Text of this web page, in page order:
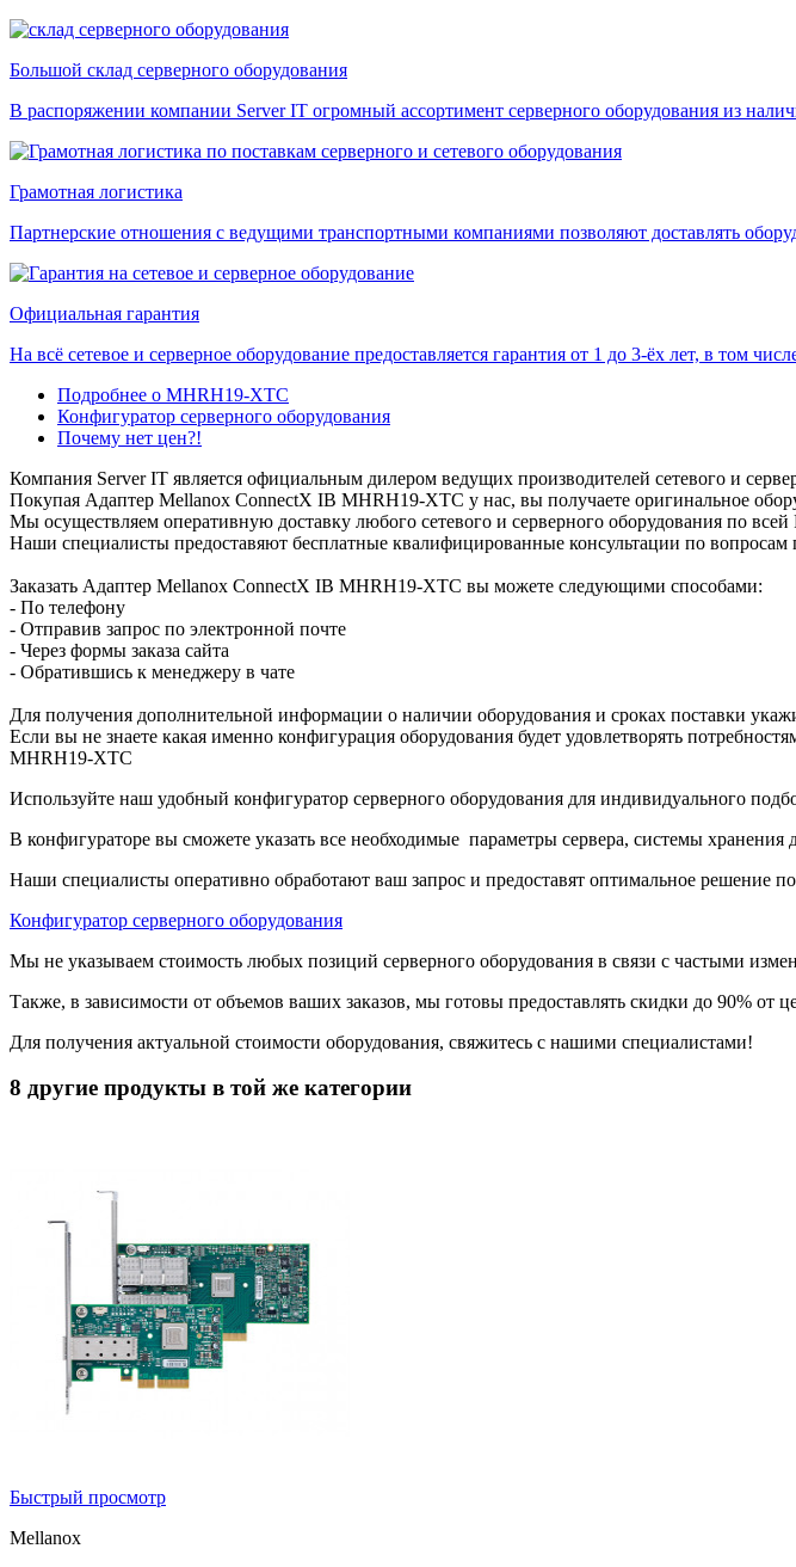
Большой склад серверного оборудования
В распоряжении компании Server IT огромный ассортимент серверного оборудования из
Грамотная логистика
Партнерские отношения с ведущими транспортными компаниями позволяют доставлять
Официальная гарантия
На всё сетевое и серверное оборудование предоставляется гарантия от 1 до 3-ёх лет, в том
Подробнее о MHRH19-XTC
Конфигуратор серверного оборудования
Почему нет цен?!
Компания Server IT является официальным дилером ведущих производителей сетевого и
Покупая Адаптер Mellanox ConnectX IB MHRH19-XTC у нас, вы получаете оригинальное
Мы осуществляем оперативную доставку любого сетевого и серверного оборудования по
Наши специалисты предоставяют бесплатные квалифицированные консультации по вопросам
Заказать Адаптер Mellanox ConnectX IB MHRH19-XTC вы можете следующими способами:
- По телефону
- Отправив запрос по электронной почте
- Через формы заказа сайта
- Обратившись к менеджеру в чате
Для получения дополнительной информации о наличии оборудования и сроках поставки
Если вы не знаете какая именно конфигурация оборудования будет удовлетворять
MHRH19-XTC
Используйте наш удобный конфигуратор серверного оборудования для индивидуального
В конфигураторе вы сможете указать все необходимые параметры сервера, системы
Наши специалисты оперативно обработают ваш запрос и предоставят оптимальное решение
Конфигуратор серверного оборудования
Мы не указываем стоимость любых позиций серверного оборудования в связи с частыми
Также, в зависимости от объемов ваших заказов, мы готовы предоставлять скидки до 90% от
Для получения актуальной стоимости оборудования, свяжитесь с нашими специалистами!
8 другие продукты в той же категории
Быстрый просмотр
Mellanox